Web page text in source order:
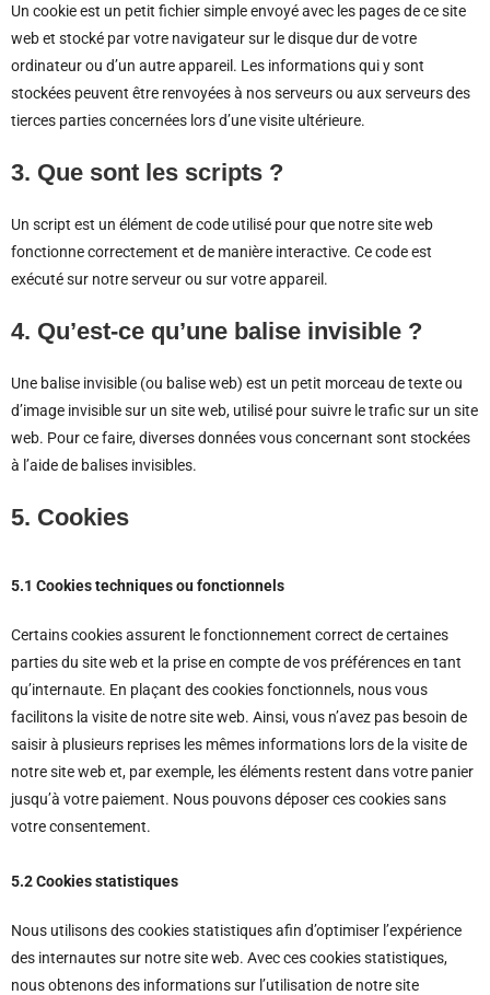
Un cookie est un petit fichier simple envoyé avec les pages de ce site
web et stocké par votre navigateur sur le disque dur de votre
ordinateur ou d’un autre appareil. Les informations qui y sont
stockées peuvent être renvoyées à nos serveurs ou aux serveurs des
tierces parties concernées lors d’une visite ultérieure.
3. Que sont les scripts ?
Un script est un élément de code utilisé pour que notre site web
fonctionne correctement et de manière interactive. Ce code est
exécuté sur notre serveur ou sur votre appareil.
4. Qu’est-ce qu’une balise invisible ?
Une balise invisible (ou balise web) est un petit morceau de texte ou
d’image invisible sur un site web, utilisé pour suivre le trafic sur un site
web. Pour ce faire, diverses données vous concernant sont stockées
à l’aide de balises invisibles.
5. Cookies
5.1 Cookies techniques ou fonctionnels
Certains cookies assurent le fonctionnement correct de certaines
parties du site web et la prise en compte de vos préférences en tant
qu’internaute. En plaçant des cookies fonctionnels, nous vous
facilitons la visite de notre site web. Ainsi, vous n’avez pas besoin de
saisir à plusieurs reprises les mêmes informations lors de la visite de
notre site web et, par exemple, les éléments restent dans votre panier
jusqu’à votre paiement. Nous pouvons déposer ces cookies sans
votre consentement.
5.2 Cookies statistiques
Nous utilisons des cookies statistiques afin d’optimiser l’expérience
des internautes sur notre site web. Avec ces cookies statistiques,
nous obtenons des informations sur l’utilisation de notre site